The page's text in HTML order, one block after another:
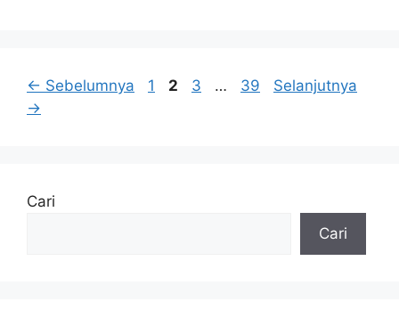
← Sebelumnya Halaman
1 Halaman
2 Halaman
3 … Halaman
39
Selanjutnya
→
Cari
Cari